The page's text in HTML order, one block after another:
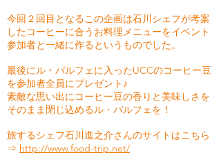
今回２回目となるこの企画は石川シェフが考案
したコーヒーに合うお料理メニューをイベント
参加者と一緒に作るというものでした。
最後にル・パルフェに入ったUCCのコーヒー豆
を参加者全員にプレゼント♪
素敵な思い出にコーヒー豆の香りと美味しさを
そのまま閉じ込めるル・パルフェを！
旅するシェフ石川進之介さんのサイトはこちら
⇒ http://www.food-trip.net/